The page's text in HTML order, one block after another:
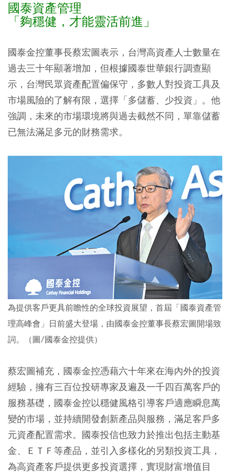
國泰資產管理
「夠穩健，才能靈活前進」
國泰金控董事長蔡宏圖表示，台灣高資產人士數量在
過去三十年顯著增加，但根據國泰世華銀行調查顯
示，台灣民眾資產配置偏保守，多數人對投資工具及
市場風險的了解有限，選擇「多儲蓄、少投資」。他
強調，未來的市場環境將與過去截然不同，單靠儲蓄
已無法滿足多元的財務需求。
為提供客戶更具前瞻性的全球投資展望，首屆「國泰資產管
理高峰會」日前盛大登場，由國泰金控董事長蔡宏圖開場致
詞。（圖∕國泰金控提供）
蔡宏圖補充，國泰金控憑藉六十年來在海內外的投資
經驗，擁有三百位投研專家及遍及一千四百萬客戶的
服務基礎，國泰金控以穩健風格引導客戶適應瞬息萬
變的市場，並持續開發創新產品與服務，滿足客戶多
元資產配置需求。國泰投信也致力於推出包括主動基
金、ＥＴＦ等產品，並引入多樣化的另類投資工具，
為高資產客戶提供更多投資選擇，實現財富增值目